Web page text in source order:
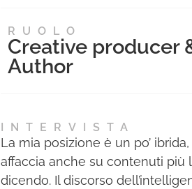
RUOLO
Creative producer
Author
INTERVISTA
La mia posizione è un po’
affaccia anche su contenuti più
dicendo. Il discorso